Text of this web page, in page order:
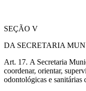
SEÇÃO V
DA SECRETARIA
Art. 17. A Secretaria
coordenar, orientar,
odontológicas e